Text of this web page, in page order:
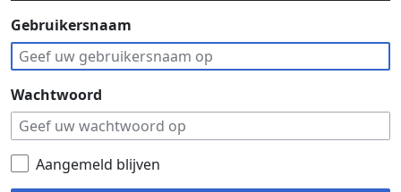
Ga naar:navigatie,
Gebruikersnaam
Wachtwoord
Aangemeld blijven